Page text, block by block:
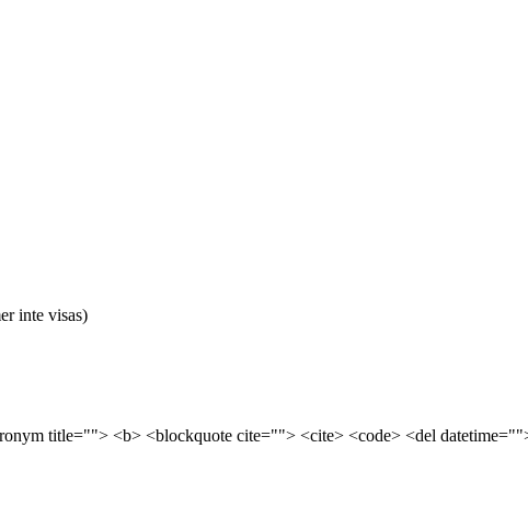
inte visas)
title=""> <b> <blockquote cite=""> <cite> <code> <del